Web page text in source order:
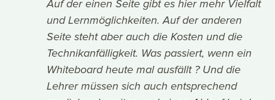
Auf der einen Seite gibt es hier mehr Vielfalt
und Lernmöglichkeiten. Auf der anderen
Seite steht aber auch die Kosten und die
Technikanfälligkeit. Was passiert, wenn ein
Whiteboard heute mal ausfällt ? Und die
Lehrer müssen sich auch entsprechend